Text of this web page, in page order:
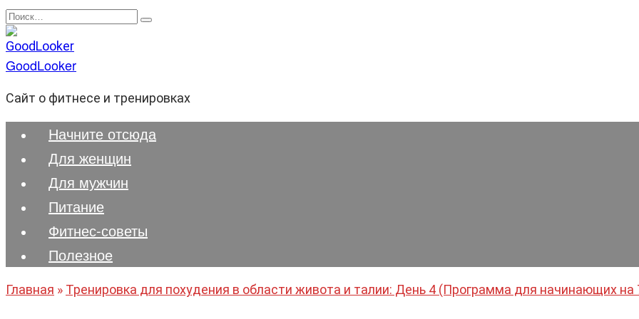
Перейти
к
содержанию
Search
for:
GoodLooker
Сайт о фитнесе и тренировках
Начните отсюда
Для женщин
Для мужчин
Питание
Фитнес-советы
Полезноe
Главная » Тренировка для похудения в области живота и талии: День 4 (Программа для начинающих на